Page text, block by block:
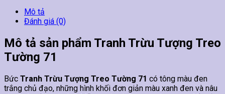
Mô tả
Đánh giá (0)
Mô tả sản phẩm Tranh Trừu Tượng Treo
Tường 71
Bức Tranh Trừu Tượng Treo Tường 71 có tông màu đen
trắng chủ đạo, những hình khối đơn giản màu xanh đen và nâu